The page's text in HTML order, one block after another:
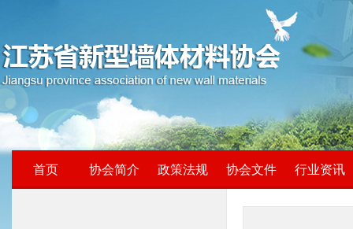
首页 协会简介 政策法规 协会文件 行业资讯